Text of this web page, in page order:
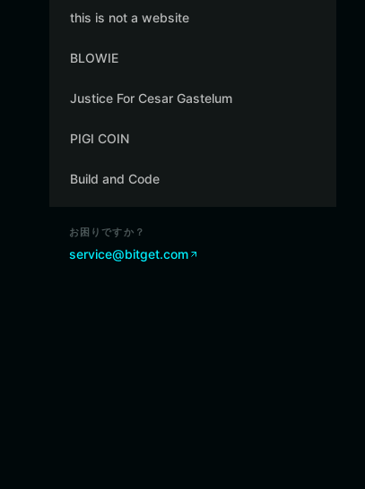
this is not a website
BLOWIE
Justice For Cesar Gastelum
PIGI COIN
Build and Code
お困りですか？
service@bitget.com